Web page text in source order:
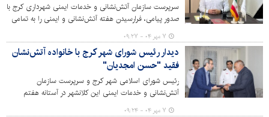
سرپرست سازمان آتش‌نشانی و خدمات ایمنی شهرداری کرج با
صدور پیامی، فرارسیدن هفته آتش‌نشانی و ایمنی را به تمامی
آتش‌نشانان ایثارگر و خانواده‌های گرامی و همراه آنان تبریک
گفت.
۷ مهر ۰۴ - ۰۹:۲۷
دیدار رئیس شورای شهر کرج با خانواده آتش‌نشان
فقید "حسن امجدیان"
رئیس شورای اسلامی شهر کرج و سرپرست سازمان
آتش‌نشانی و خدمات ایمنی این کلانشهر در آستانه هفتم
مهرماه روز ملی آتش‌نشانی و ایمنی با حضور در منزل
۷ مهر ۰۴ - ۰۹:۲۴